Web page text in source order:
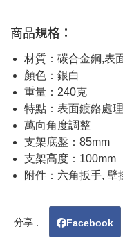
商品規格：
材質：碳合金鋼,表
顏色：銀白
重量：240克
特點：表面鍍鉻處
萬向角度調整
支架底盤：85mm
支架高度：100mm
附件：六角扳手, 壁
Facebook